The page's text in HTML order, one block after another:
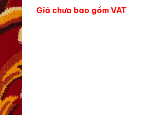
Giá chưa bao gồm VAT